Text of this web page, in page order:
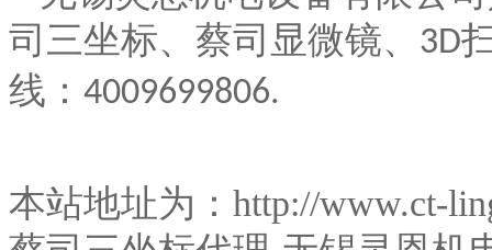
司三坐标、蔡司显微镜、 3D
线： 4009699806.
本站地址为：http://www.ct-